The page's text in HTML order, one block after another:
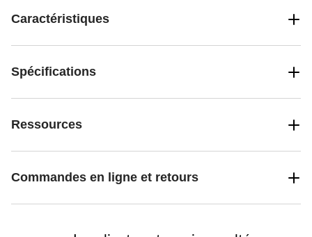
Caractéristiques
Spécifications
Ressources
Commandes en ligne et retours